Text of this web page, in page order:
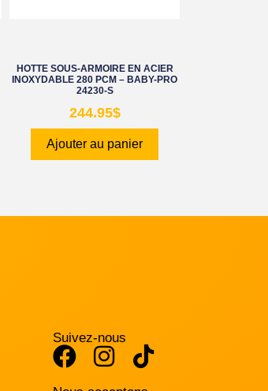
HOTTE SOUS-ARMOIRE EN ACIER
INOXYDABLE 280 PCM – BABY-PRO
24230-S
244.95$
Ajouter au panier
Suivez-nous